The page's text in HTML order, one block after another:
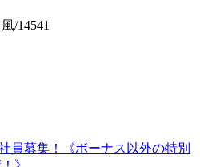
/14541
員募集！《ボーナス以外の特別